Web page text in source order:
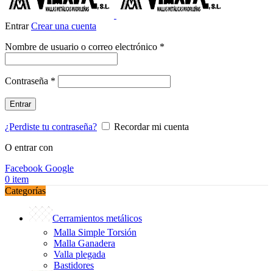
EntrarCrear una cuenta
Nombre de usuario o correo electrónico *
Contraseña *
Entrar
¿Perdiste tu contraseña?
Recordar mi cuenta
O entrar con
Facebook Google
0 item
Categorías
Cerramientos metálicos
Malla Simple Torsión
Malla Ganadera
Valla plegada
Bastidores